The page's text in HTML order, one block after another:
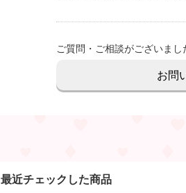
ご質問・ご相談がございまし
お問
最近チェックした商品